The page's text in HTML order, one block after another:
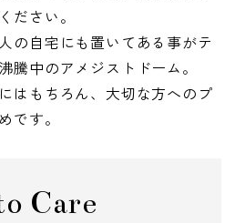
ださい。
の自宅にも置いてある事がテ
騰中のアメジストドーム。
はもちろん、大切な方へのプ
です。
Care